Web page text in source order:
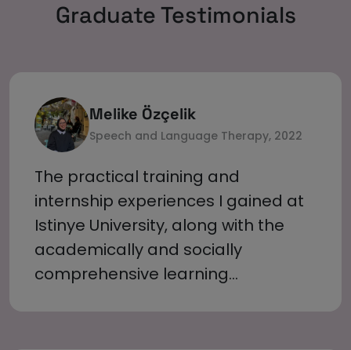
Graduate Testimonials
Melike Özçelik
Speech and Language Therapy, 2022
The practical training and
internship experiences I gained at
Istinye University, along with the
academically and socially
comprehensive learning